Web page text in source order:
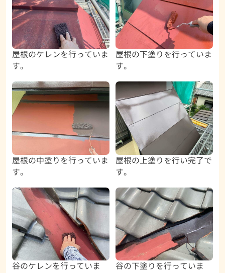
屋根のケレンを行っていま
す。
屋根の下塗りを行っていま
す。
屋根の中塗りを行っていま
す。
屋根の上塗りを行い完了で
す。
谷のケレンを行っていま
谷の下塗りを行っていま